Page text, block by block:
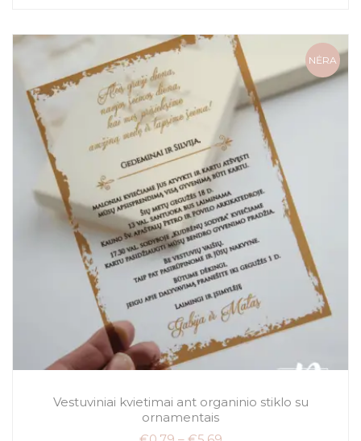
NĖRA
Vestuviniai kvietimai ant organinio stiklo su
ornamentais